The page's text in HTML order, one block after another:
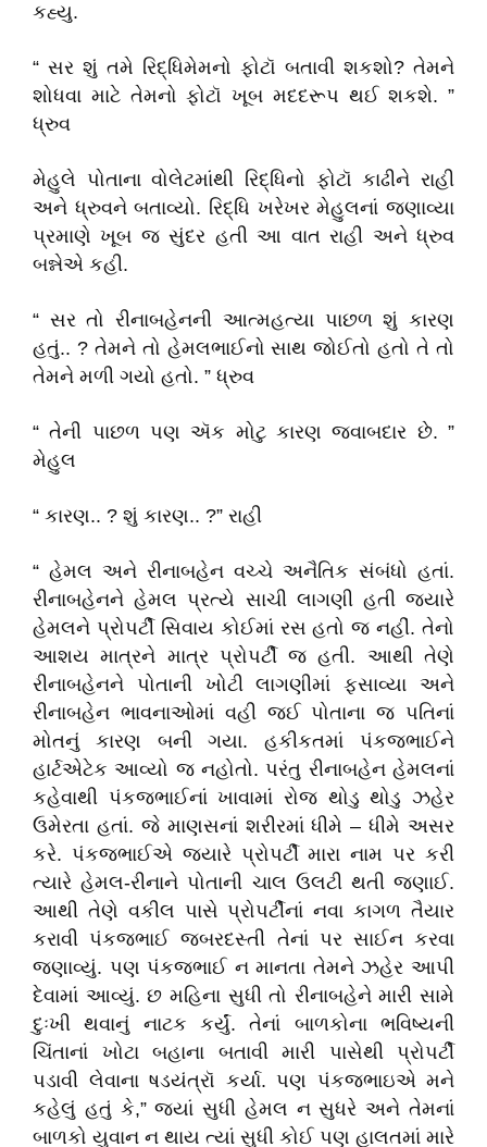
કહ્યુ.
“ સર શું તમે રિદ્ધિમેમનો ફોટૉ બતાવી શકશો? તેમને
શોધવા માટે તેમનો ફોટૉ ખૂબ મદદરૂપ થઈ શકશે. ”
ધ્રુવ
મેહુલે પોતાના વોલેટમાંથી રિદ્ધિનો ફોટૉ કાઢીને રાહી
અને ધ્રુવને બતાવ્યો. રિદ્ધિ ખરેખર મેહુલનાં જણાવ્યા
પ્રમાણે ખૂબ જ સુંદર હતી આ વાત રાહી અને ધ્રુવ
બન્નેએ કહી.
“ સર તો રીનાબહેનની આત્મહત્યા પાછળ શું કારણ
હતું.. ? તેમને તો હેમલભાઈનો સાથ જોઈતો હતો તે તો
તેમને મળી ગયો હતો. ” ધ્રુવ
“ તેની પાછળ પણ ઍક મોટુ કારણ જવાબદાર છે. ”
મેહુલ
“ કારણ.. ? શું કારણ.. ?” રાહી
“ હેમલ અને રીનાબહેન વચ્ચે અનૈતિક સંબંધો હતાં.
રીનાબહેનને હેમલ પ્રત્યે સાચી લાગણી હતી જ્યારે
હેમલને પ્રોપર્ટી સિવાય કોઈમાં રસ હતો જ નહીં. તેનો
આશય માત્રને માત્ર પ્રોપર્ટી જ હતી. આથી તેણે
રીનાબહેનને પોતાની ખોટી લાગણીમાં ફસાવ્યા અને
રીનાબહેન ભાવનાઓમાં વહી જઈ પોતાના જ પતિનાં
મોતનું કારણ બની ગયા. હકીકતમાં પંકજભાઈને
હાર્ટએટેક આવ્યો જ નહોતો. પરંતુ રીનાબહેન હેમલનાં
કહેવાથી પંકજભાઈનાં ખાવામાં રોજ થોડુ થોડુ ઝહેર
ઉમેરતા હતાં. જે માણસનાં શરીરમાં ધીમે – ધીમે અસર
કરે. પંકજભાઈએ જ્યારે પ્રોપર્ટી મારા નામ પર કરી
ત્યારે હેમલ-રીનાને પોતાની ચાલ ઉલટી થતી જણાઈ.
આથી તેણે વકીલ પાસે પ્રોપર્ટીનાં નવા કાગળ તૈયાર
કરાવી પંકજભાઈ જબરદસ્તી તેનાં પર સાઈન કરવા
જણાવ્યું. પણ પંકજભાઈ ન માનતા તેમને ઝહેર આપી
દેવામાં આવ્યું. છ મહિના સુધી તો રીનાબહેને મારી સામે
દુઃખી થવાનું નાટક કર્યું. તેનાં બાળકોના ભવિષ્યની
ચિંતાનાં ખોટા બહાના બતાવી મારી પાસેથી પ્રોપર્ટી
પડાવી લેવાના ષડયંત્રૉ કર્યા. પણ પંકજભાઇએ મને
કહેલું હતું કે,” જયાં સુધી હેમલ ન સુધરે અને તેમનાં
બાળકો યુવાન ન થાય ત્યાં સુધી કોઈ પણ હાલતમાં મારે